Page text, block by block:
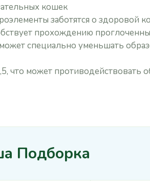
кошек
заботятся о здоровой
прохождению
специально уменьшать
что может противодействовать
Подборка